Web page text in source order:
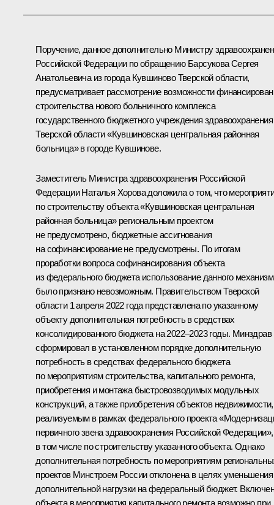
Поручение, данное дополнительно Министру
Российской Федерации по обращению Барсукова Сергея
Анатольевича из города Кувшиново Тверской области,
предусматривает рассмотрение возможности
строительства нового больничного комплекса
государственного бюджетного учреждения здравоохранения
Тверской области «Кувшиновская центральная районная
больница» в городе Кувшинове.
Заместитель Министра здравоохранения Российской
Федерации Наталья Хорова доложила о том, что
по строительству объекта «Кувшиновская центральная
районная больница» региональным проектом
не предусмотрено, бюджетные ассигнования
на софинансирование не предусмотрены. По итогам
проработки вопроса софинансирования объекта
из федерального бюджета использование данного
было признано невозможным. Правительством Тверской
области 1 апреля 2022 года представлена по указанному
объекту дополнительная потребность в средствах
консолидированного бюджета на 2022–2023 годы. Минздрав
сформировал в установленном порядке дополнительную
потребность в средствах федерального бюджета
по мероприятиям строительства, капитального ремонта,
приобретения и монтажа быстровозводимых модульных
конструкций, а также приобретения объектов недвижимости,
реализуемым в рамках федерального проекта
первичного звена здравоохранения Российской Федерации»,
в том числе по строительству указанного объекта. Однако
дополнительная потребность по мероприятиям
проектов Минстроем России отклонена в целях уменьшения
дополнительной нагрузки на федеральный бюджет.